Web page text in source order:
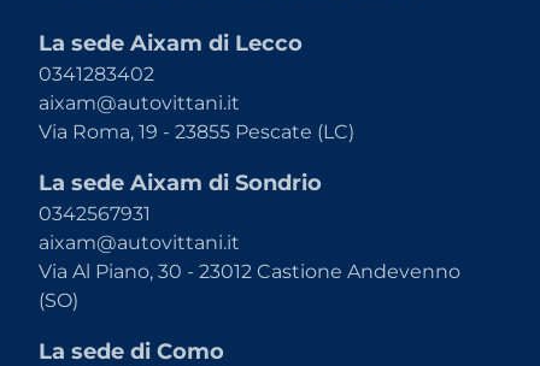
La sede Aixam di Lecco
0341283402
aixam@autovittani.it
Via Roma, 19 - 23855 Pescate (LC)
La sede Aixam di Sondrio
0342567931
aixam@autovittani.it
Via Al Piano, 30 - 23012 Castione Andevenno
(SO)
La sede di Como